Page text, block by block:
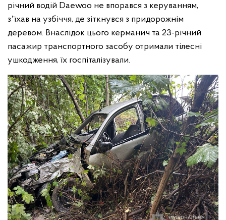
річний водій Daewoo не впорався з керуванням,
зʼїхав на узбіччя, де зіткнувся з придорожнім
деревом. Внаслідок цього керманич та 23-річний
пасажир транспортного засобу отримали тілесні
ушкодження, їх госпіталізували.